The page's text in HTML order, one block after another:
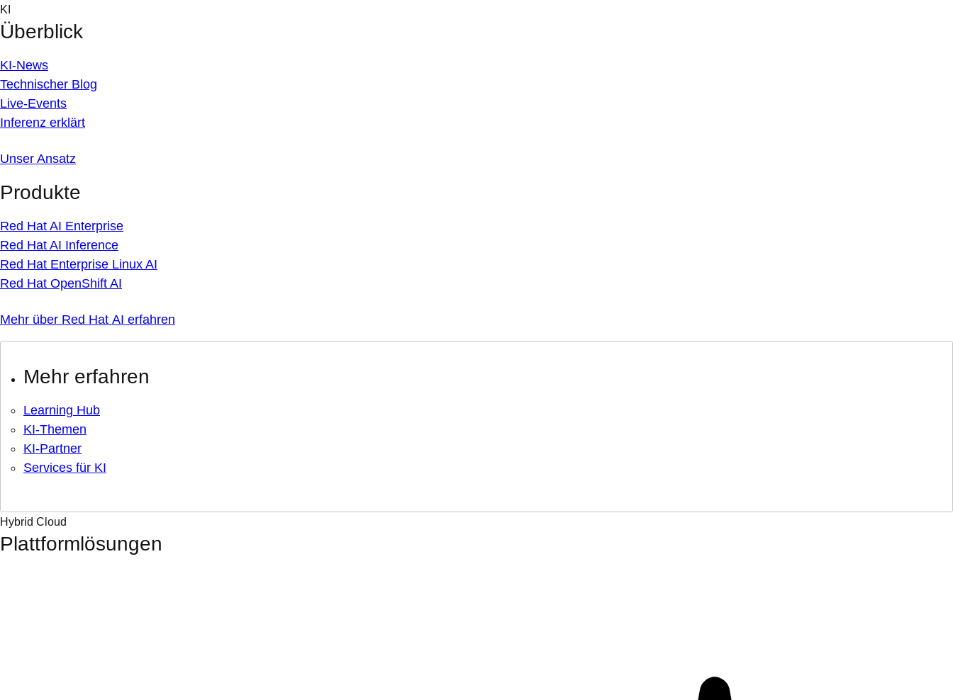
Skip
to
content
KI
Überblick
KI-News
Technischer Blog
Live-Events
Inferenz erklärt
Unser Ansatz
Produkte
Red Hat AI Enterprise
Red Hat AI Inference
Red Hat Enterprise Linux AI
Red Hat OpenShift AI
Mehr über Red Hat AI erfahren
Mehr erfahren
Learning Hub
KI-Themen
KI-Partner
Services für KI
Hybrid Cloud
Plattformlösungen